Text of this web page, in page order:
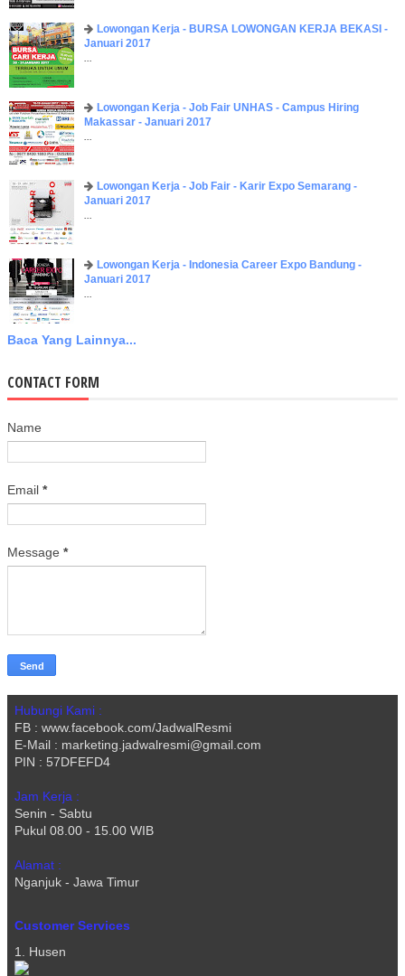
Lowongan Kerja - BURSA LOWONGAN KERJA BEKASI -
Januari 2017
...
Lowongan Kerja - Job Fair UNHAS - Campus Hiring
Makassar - Januari 2017
...
Lowongan Kerja - Job Fair - Karir Expo Semarang -
Januari 2017
...
Lowongan Kerja - Indonesia Career Expo Bandung -
Januari 2017
...
Baca Yang Lainnya...
CONTACT FORM
Name
Email *
Message *
Hubungi Kami :
FB : www.facebook.com/JadwalResmi
E-Mail : marketing.jadwalresmi@gmail.com
PIN : 57DFEFD4
Jam Kerja :
Senin - Sabtu
Pukul 08.00 - 15.00 WIB
Alamat :
Nganjuk - Jawa Timur
Customer Services
1. Husen